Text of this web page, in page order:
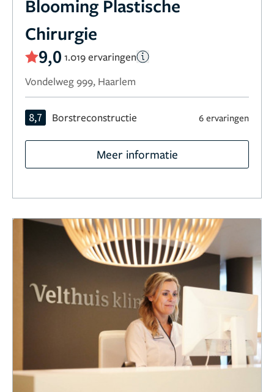
Blooming Plastische
Chirurgie
9,0 1.019 ervaringen
Vondelweg 999, Haarlem
8,7 Borstreconstructie 6 ervaringen
Meer informatie